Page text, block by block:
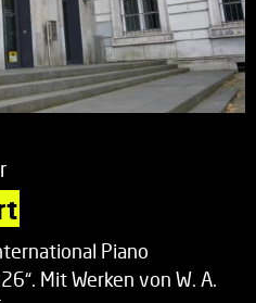
Piano
Mit Werken von W. A.